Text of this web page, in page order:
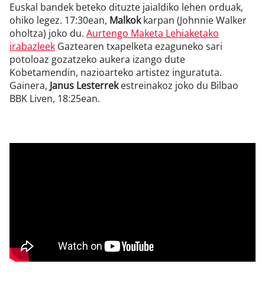
Euskal bandek beteko dituzte jaialdiko lehen orduak,
ohiko legez. 17:30ean, Malkokkarpan (Johnnie Walker
oholtza) joko du. Aurtengo Maketa Lehiaketako
irabazleek Gaztearen txapelketa ezaguneko sari
potoloaz gozatzeko aukera izango dute
Kobetamendin, nazioarteko artistez inguratuta.
Gainera, Janus Lesterrekestreinakoz joko du Bilbao
BBK Liven, 18:25ean.